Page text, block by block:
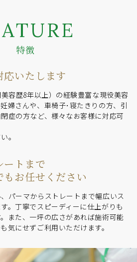
特徴
いたします
容歴8年以上）の経験豊富な現役美容
婦さんや、車椅子･寝たきりの方、引
症の方など、様々なお客様に対応可
。
ートまで
もお任せください
パーマからストレートまで幅広いス
。丁寧でスピーディーに仕上がりも
また、一坪の広さがあれば施術可能
気にせずご利用いただけます。